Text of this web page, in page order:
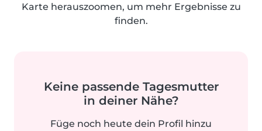
Karte herauszoomen, um mehr Ergebnisse zu
finden.
Keine passende Tagesmutter
in deiner Nähe?
Füge noch heute dein Profil hinzu